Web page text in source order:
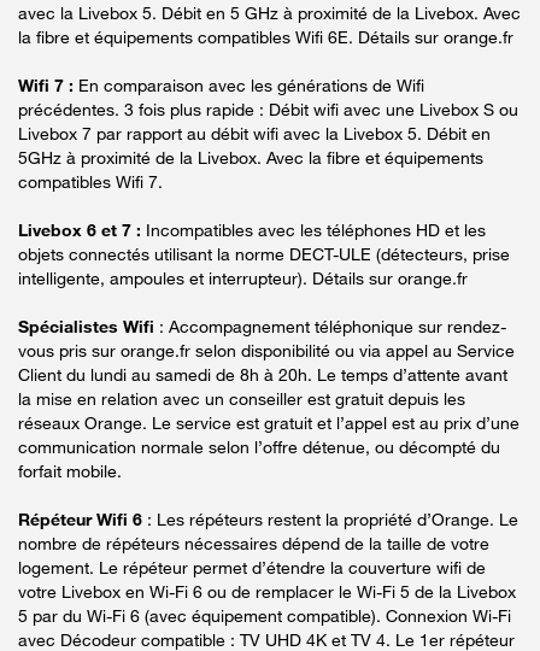
avec la Livebox 5. Débit en 5 GHz à proximité de la Livebox. Avec
la fibre et équipements compatibles Wifi 6E. Détails sur orange.fr
Wifi 7 : En comparaison avec les générations de Wifi
précédentes. 3 fois plus rapide : Débit wifi avec une Livebox S ou
Livebox 7 par rapport au débit wifi avec la Livebox 5. Débit en
5GHz à proximité de la Livebox. Avec la fibre et équipements
compatibles Wifi 7.
Livebox 6 et 7 : Incompatibles avec les téléphones HD et les
objets connectés utilisant la norme DECT-ULE (détecteurs, prise
intelligente, ampoules et interrupteur). Détails sur orange.fr
Spécialistes Wifi : Accompagnement téléphonique sur rendez-
vous pris sur orange.fr selon disponibilité ou via appel au Service
Client du lundi au samedi de 8h à 20h. Le temps d’attente avant
la mise en relation avec un conseiller est gratuit depuis les
réseaux Orange. Le service est gratuit et l’appel est au prix d’une
communication normale selon l’offre détenue, ou décompté du
forfait mobile.
Répéteur Wifi 6 : Les répéteurs restent la propriété d’Orange. Le
nombre de répéteurs nécessaires dépend de la taille de votre
logement. Le répéteur permet d’étendre la couverture wifi de
votre Livebox en Wi-Fi 6 ou de remplacer le Wi-Fi 5 de la Livebox
5 par du Wi-Fi 6 (avec équipement compatible). Connexion Wi-Fi
avec Décodeur compatible : TV UHD 4K et TV 4. Le 1er répéteur